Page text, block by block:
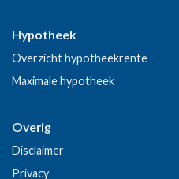
Hypotheek
Overzicht hypotheekrente
Maximale hypotheek
Overig
Disclaimer
Privacy